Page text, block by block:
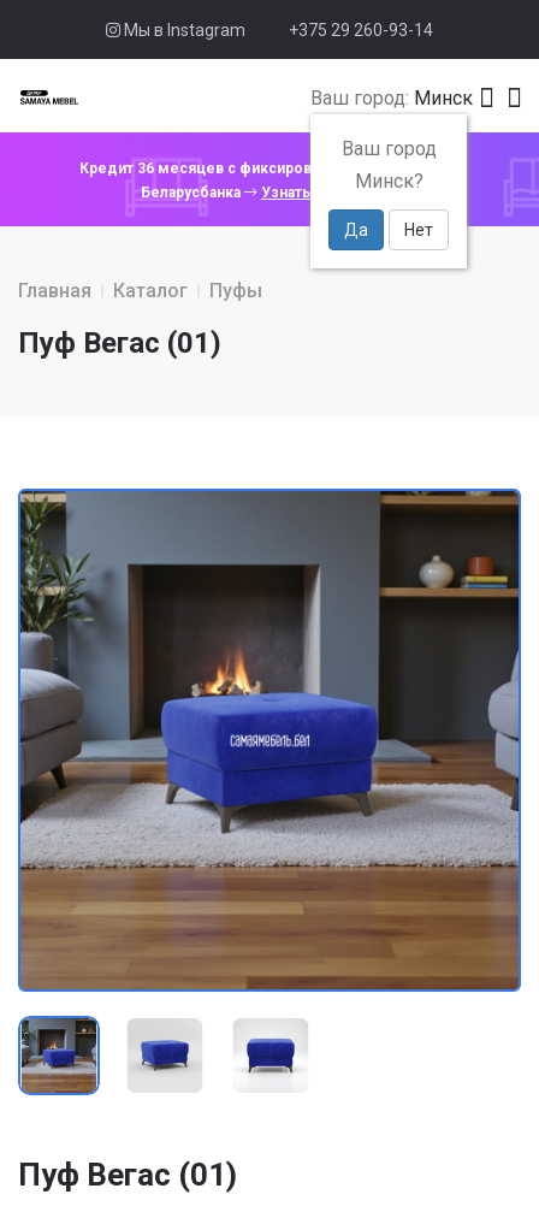
Мы в Instagram +375 29 260-93-14
Ваш город: Минск
Ваш город
Минск?
Да Нет
Кредит 36 месяцев с фиксированной ставкой 4% от
Беларусбанка
Узнать подробнее
Главная Каталог Пуфы
Пуф Вегас (01)
Пуф Вегас (01)